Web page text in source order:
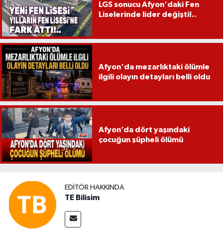
LGS sonucu Afyon'daki Fen
Liselerinde lider değişti!..
Afyon'da mezarlıktaki ölümle
ilgili olayın detayları belli oldu
Afyon’da dört yaşındaki
çocuğun şüpheli ölümü
EDITÖR HAKKINDA
TE Bilisim